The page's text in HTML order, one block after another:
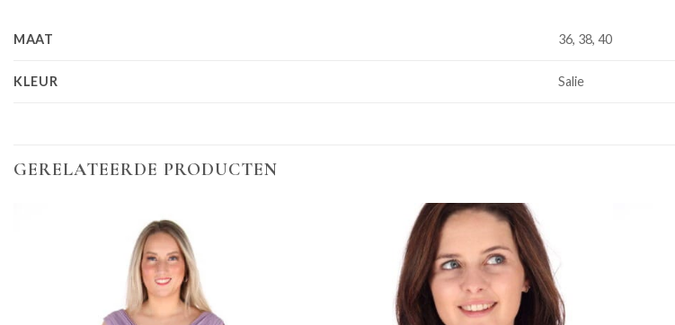
MAAT 36, 38, 40
KLEUR Salie
GERELATEERDE PRODUCTEN